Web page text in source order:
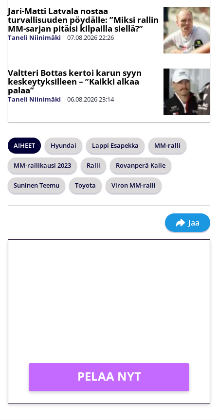
Jari-Matti Latvala nostaa
turvallisuuden pöydälle: ”Miksi rallin
MM-sarjan pitäisi kilpailla siellä?”
Taneli Niinimäki | 07.08.202622:26
Valtteri Bottas kertoi karun syyn
keskeytyksilleen – ”Kaikki alkaa
palaa”
Taneli Niinimäki | 06.08.202623:14
AIHEET Hyundai Lappi Esapekka MM-ralli
MM-rallikausi 2023 Ralli Rovanperä Kalle
Suninen Teemu Toyota Viron MM-ralli
Jaa
PELAA NYT